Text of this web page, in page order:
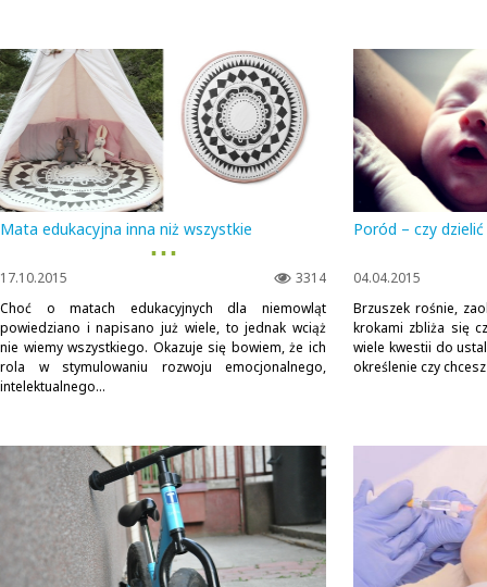
Mata edukacyjna inna niż wszystkie
▪ ▪ ▪
3314
17.10.2015
Choć o matach edukacyjnych dla niemowląt
powiedziano i napisano już wiele, to jednak wciąż
nie wiemy wszystkiego. Okazuje się bowiem, że ich
rola w stymulowaniu rozwoju emocjonalnego,
intelektualnego...
Poród – czy
04.04.2015
Brzuszek rośnie,
krokami zbliża się
wiele kwestii do
określenie czy